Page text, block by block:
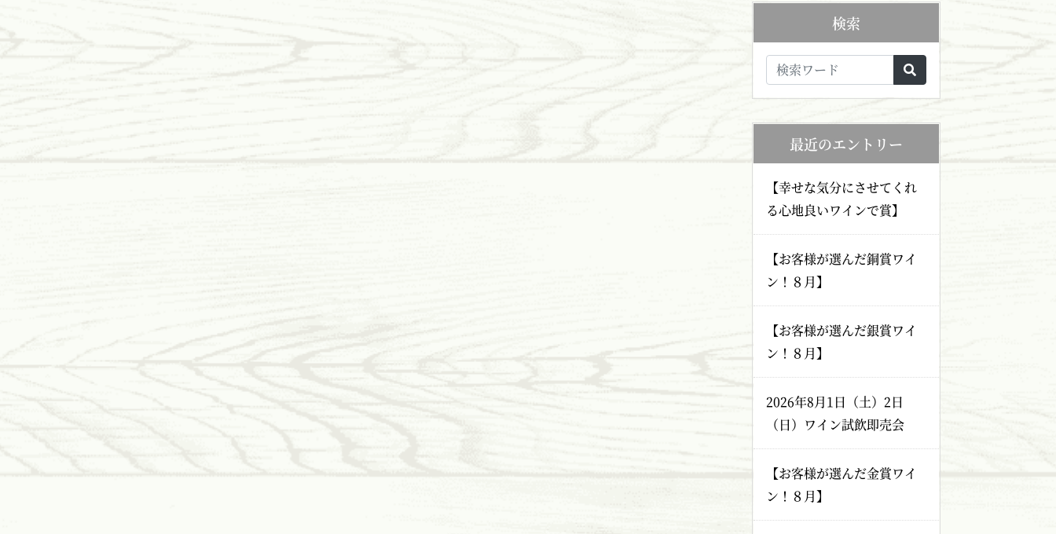
検索
最近のエントリー
【幸せな気分にさせてくれ
る心地良いワインで賞】
【お客様が選んだ銅賞ワイ
ン！８月】
【お客様が選んだ銀賞ワイ
ン！８月】
2026年8月1日（土）2日
（日）ワイン試飲即売会
【お客様が選んだ金賞ワイ
ン！８月】